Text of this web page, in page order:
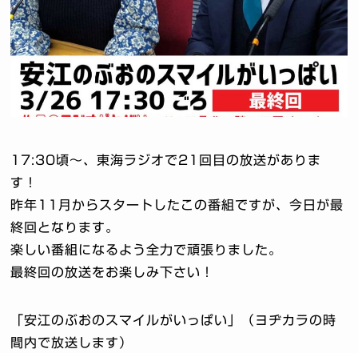
17:30頃～、東海ラジオで21回目の放送がありま
す！
昨年11月からスタートしたこの番組ですが、今日が最
終回となります。
楽しい番組になるよう全力で頑張りました。
最終回の放送をお楽しみ下さい！
「安江のぶおのスマイルがいっぱい」（ヨヂカラの時
間内で放送します）